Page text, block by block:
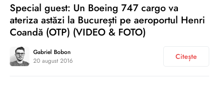
Special guest: Un Boeing 747 cargo va
ateriza astăzi la București pe aeroportul Henri
Coandă (OTP) (VIDEO & FOTO)
Gabriel Bobon
20 august 2016
Citește